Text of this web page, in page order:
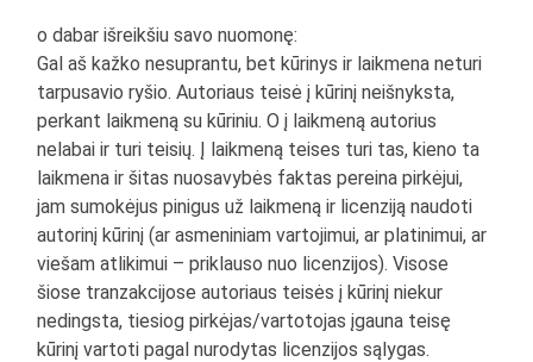
o dabar išreikšiu savo nuomonę:
Gal aš kažko nesuprantu, bet kūrinys ir laikmena neturi
tarpusavio ryšio. Autoriaus teisė į kūrinį neišnyksta,
perkant laikmeną su kūriniu. O į laikmeną autorius
nelabai ir turi teisių. Į laikmeną teises turi tas, kieno ta
laikmena ir šitas nuosavybės faktas pereina pirkėjui,
jam sumokėjus pinigus už laikmeną ir licenziją naudoti
autorinį kūrinį (ar asmeniniam vartojimui, ar platinimui, ar
viešam atlikimui – priklauso nuo licenzijos). Visose
šiose tranzakcijose autoriaus teisės į kūrinį niekur
nedingsta, tiesiog pirkėjas/vartotojas įgauna teisę
kūrinį vartoti pagal nurodytas licenzijos sąlygas.